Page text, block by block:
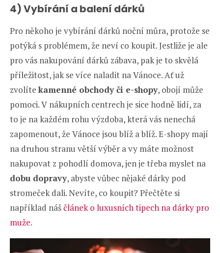
4) Vybírání a balení dárků
Pro někoho je vybírání dárků noční můra, protože se
potýká s problémem, že neví co koupit. Jestliže je ale
pro vás nakupování dárků zábava, pak je to skvělá
příležitost, jak se více naladit na Vánoce. Ať už
zvolíte kamenné obchody či e-shopy, obojí může
pomoci. V nákupních centrech je sice hodně lidí, za
to je na každém rohu výzdoba, která vás nenechá
zapomenout, že Vánoce jsou blíž a blíž. E-shopy mají
na druhou stranu větší výběr a vy máte možnost
nakupovat z pohodlí domova, jen je třeba myslet na
dobu dopravy, abyste vůbec nějaké dárky pod
stromeček dali. Nevíte, co koupit? Přečtěte si
například náščlánek o luxusních tipech na dárky pro
muže.